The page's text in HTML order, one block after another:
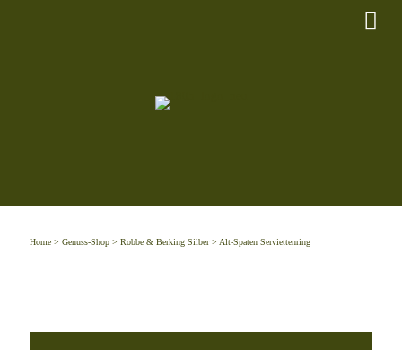
Home > Genuss-Shop > Robbe & Berking Silber> Alt-Spaten Serviettenring